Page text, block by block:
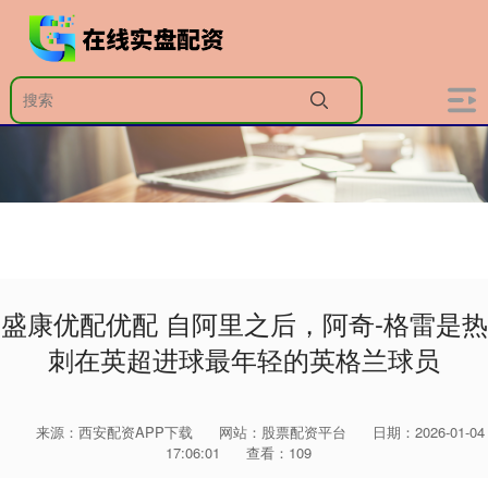
盛康优配优配 自阿里之后，阿奇-格雷是热
刺在英超进球最年轻的英格兰球员
来源：西安配资APP下载 网站：股票配资平台
日期：2026-01-04
17:06:01
查看：109